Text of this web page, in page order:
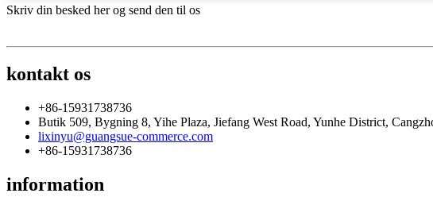
Skriv din besked her og send den til os
kontakt os
+86-15931738736
Butik 509, Bygning 8, Yihe Plaza, Jiefang West Road, Yunhe District,
lixinyu@guangsue-commerce.com
+86-15931738736
information